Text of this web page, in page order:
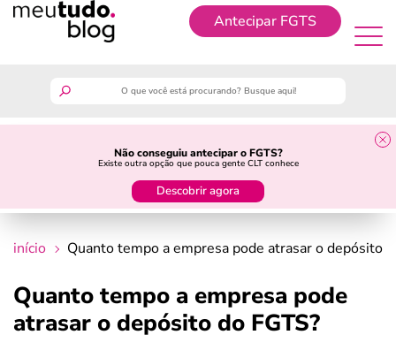
Antecipar FGTS
Não conseguiu antecipar o FGTS?
Existe outra opção que pouca gente CLT conhece
Descobrir agora
Antecipar FGTS
guia do trabalhador
crédito fácil
início Quanto tempo a empresa pode atrasar o depósito
Quanto tempo a empresa pode
atrasar o depósito do FGTS?